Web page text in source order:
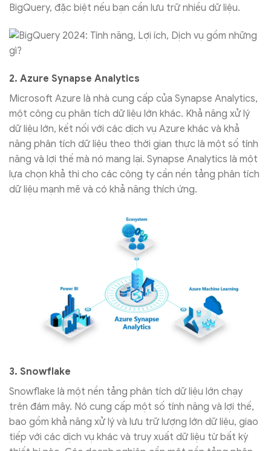
BigQuery, đặc biệt nếu bạn cần lưu trữ nhiều dữ liệu.
2. Azure Synapse Analytics
Microsoft Azure là nhà cung cấp của Synapse Analytics,
một công cụ phân tích dữ liệu lớn khác. Khả năng xử lý
dữ liệu lớn, kết nối với các dịch vụ Azure khác và khả
năng phân tích dữ liệu theo thời gian thực là một số tính
năng và lợi thế mà nó mang lại. Synapse Analytics là một
lựa chọn khả thi cho các công ty cần nền tảng phân tích
dữ liệu mạnh mẽ và có khả năng thích ứng.
3. Snowflake
Snowflake là một nền tảng phân tích dữ liệu lớn chạy
trên đám mây. Nó cung cấp một số tính năng và lợi thế,
bao gồm khả năng xử lý và lưu trữ lượng lớn dữ liệu, giao
tiếp với các dịch vụ khác và truy xuất dữ liệu từ bất kỳ